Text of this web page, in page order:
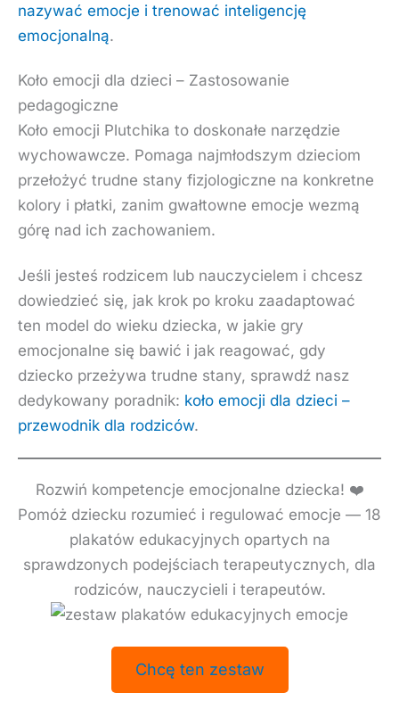
nazywać emocje i trenować inteligencję
emocjonalną.
Koło emocji dla dzieci – Zastosowanie
pedagogiczne
Koło emocji Plutchika to doskonałe narzędzie
wychowawcze. Pomaga najmłodszym dzieciom
przełożyć trudne stany fizjologiczne na konkretne
kolory i płatki, zanim gwałtowne emocje wezmą
górę nad ich zachowaniem.
Jeśli jesteś rodzicem lub nauczycielem i chcesz
dowiedzieć się, jak krok po kroku zaadaptować
ten model do wieku dziecka, w jakie gry
emocjonalne się bawić i jak reagować, gdy
dziecko przeżywa trudne stany, sprawdź nasz
dedykowany poradnik: koło emocji dla dzieci –
przewodnik dla rodziców.
Rozwiń kompetencje emocjonalne dziecka! ❤️
Pomóż dziecku rozumieć i regulować emocje — 18
plakatów edukacyjnych opartych na
sprawdzonych podejściach terapeutycznych, dla
rodziców, nauczycieli i terapeutów.
Chcę ten zestaw